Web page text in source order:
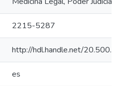
2215-5287
http://hdl.handle.net/
es